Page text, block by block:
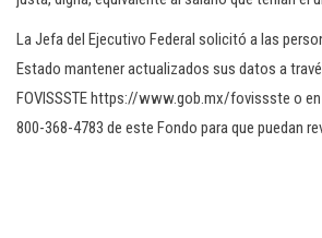
La Jefa del Ejecutivo Federal solicitó a las
Estado mantener actualizados sus datos a
FOVISSSTE https://www.gob.mx/fovissste o
800-368-4783 de este Fondo para que puedan